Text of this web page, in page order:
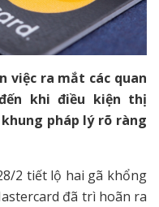
việc ra mắt các quan
khi điều kiện thị
pháp lý rõ ràng
2 tiết lộ hai gã khổng
đã trì hoãn ra